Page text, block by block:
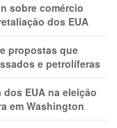
sobre comércio
dos EUA
propostas que
e petrolíferas
EUA na eleição
em Washington